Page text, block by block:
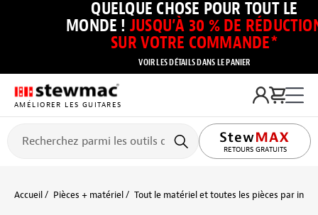
QUELQUE CHOSE POUR TOUT LE
MONDE ! JUSQU’À 30 % DE
SUR VOTRE COMMANDE*
VOIR LES DÉTAILS DANS LE PANIER
AMÉLIORER LES GUITARES
RETOURS GRATUITS
Accueil Pièces + matériel Tout le matériel et toutes les pièces par